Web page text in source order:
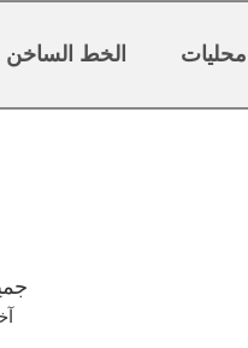
محليات الخط الساخن